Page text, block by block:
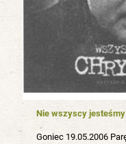
Nie wszyscy
Goniec 19.05.2006